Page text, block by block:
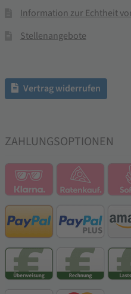
Information zur Echtheit
Stellenangebote
Vertrag widerrufen
ZAHLUNGSOPTIONEN